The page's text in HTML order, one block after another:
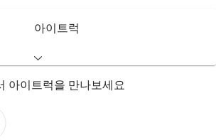
아이트럭
아이트럭을 만나보세요